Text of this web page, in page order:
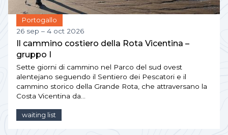
Portogallo
26 sep – 4 oct 2026
Il cammino costiero della Rota Vicentina –
gruppo I
Sette giorni di cammino nel Parco del sud ovest
alentejano seguendo il Sentiero dei Pescatori e il
cammino storico della Grande Rota, che attraversano la
Costa Vicentina da…
waiting list